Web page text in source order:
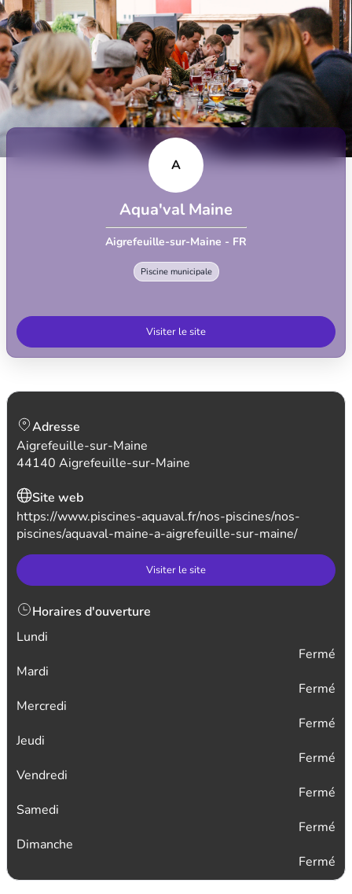
A
Aqua'val Maine
Aigrefeuille-sur-Maine - FR
Piscine municipale
Visiter le site
Adresse
Aigrefeuille-sur-Maine
44140 Aigrefeuille-sur-Maine
Site web
https://www.piscines-aquaval.fr/nos-piscines/nos-
piscines/aquaval-maine-a-aigrefeuille-sur-maine/
Visiter le site
Horaires d'ouverture
Lundi
Fermé
Mardi
Fermé
Mercredi
Fermé
Jeudi
Fermé
Vendredi
Fermé
Samedi
Fermé
Dimanche
Fermé